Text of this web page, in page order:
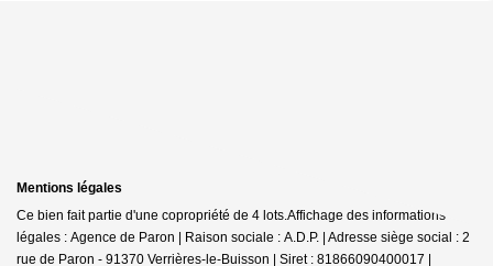
Mentions légales
Ce bien fait partie d'une copropriété de 4 lots.Affichage des informations
légales : Agence de Paron | Raison sociale : A.D.P. | Adresse siège social : 2
rue de Paron - 91370 Verrières-le-Buisson | Siret : 81866090400017 |